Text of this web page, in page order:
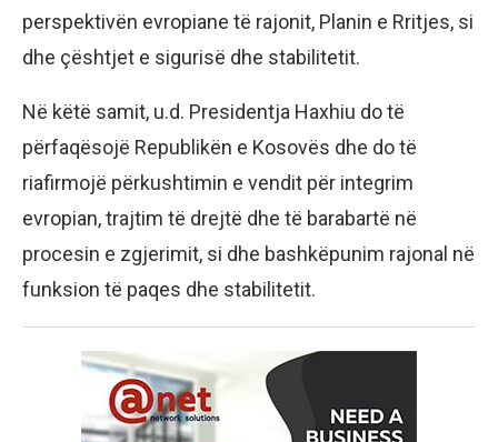
perspektivën evropiane të rajonit, Planin e Rritjes, si
dhe çështjet e sigurisë dhe stabilitetit.
Në këtë samit, u.d. Presidentja Haxhiu do të
përfaqësojë Republikën e Kosovës dhe do të
riafirmojë përkushtimin e vendit për integrim
evropian, trajtim të drejtë dhe të barabartë në
procesin e zgjerimit, si dhe bashkëpunim rajonal në
funksion të paqes dhe stabilitetit.